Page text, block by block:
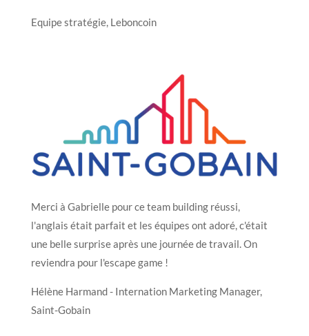
Equipe stratégie, Leboncoin
Merci à Gabrielle pour ce team building réussi,
l'anglais était parfait et les équipes ont adoré, c'était
une belle surprise après une journée de travail. On
reviendra pour l'escape game !
Hélène Harmand - Internation Marketing Manager,
Saint-Gobain